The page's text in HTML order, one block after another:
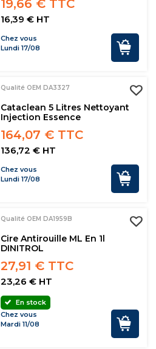
19,66 € TTC
16,39 € HT
Chez vous
Lundi 17/08
Qualité OEM DA3327
Cataclean 5 Litres Nettoyant
Injection Essence
164,07 € TTC
136,72 € HT
Chez vous
Lundi 17/08
Qualité OEM DA1959B
Cire Antirouille ML En 1l
DINITROL
27,91 € TTC
23,26 € HT
En stock
Chez vous
Mardi 11/08